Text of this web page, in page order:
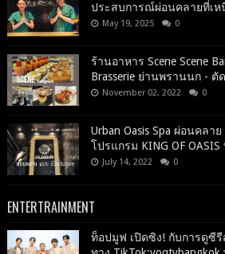
ประสบการณ์ผ่อนคลายที่เห
May 19, 2025 0
ร้านอาหาร Scene Scene
Brasserie ย่านพรานนก -
November 02, 2022 0
Urban Oasis Spa ผ่อนคลา
โปรแกรม KING OF
July 14, 2022 0
ENTERTRAINMENT
ท็อปมูฟ เปิดซิง! กับการดูซีรี